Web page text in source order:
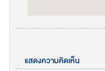
แสดงความคิดเห็น